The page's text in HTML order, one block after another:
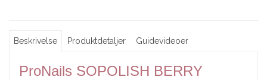
Beskrivelse Produktdetaljer Guidevideoer
ProNails SOPOLISH BERRY